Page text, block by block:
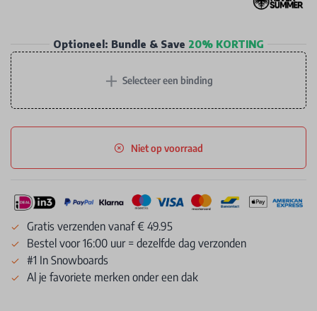
Optioneel: Bundle & Save 20% KORTING
+ Selecteer een binding
Niet op voorraad
Gratis verzenden vanaf € 49.95
Bestel voor 16:00 uur = dezelfde dag verzonden
#1 In Snowboards
Al je favoriete merken onder een dak